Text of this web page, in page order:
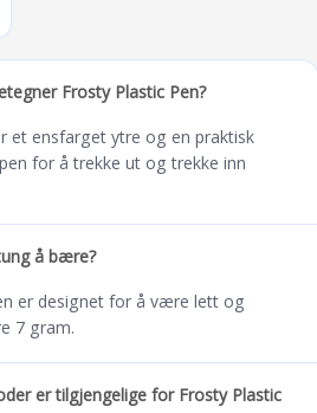
Frosty Plastic Pen?
et ensfarget ytre og en praktisk
for å trekke ut og trekke inn
å bære?
er designet for å være lett og
7 gram.
er tilgjengelige for Frosty Plastic